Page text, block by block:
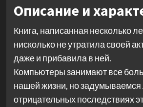
Описание и
Книга, написанная несколько
нисколько не утратила своей
даже и прибавила в ней.
Компьютеры занимают все
нашей жизни, но
отрицательных последствиях